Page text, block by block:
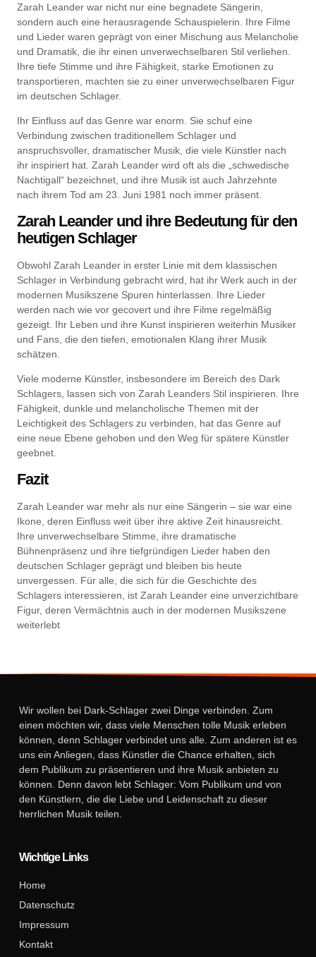
Zarah Leander war nicht nur eine begnadete Sängerin,
sondern auch eine herausragende Schauspielerin. Ihre Filme
und Lieder waren geprägt von einer Mischung aus Melancholie
und Dramatik, die ihr einen unverwechselbaren Stil verliehen.
Ihre tiefe Stimme und ihre Fähigkeit, starke Emotionen zu
transportieren, machten sie zu einer unverwechselbaren Figur
im deutschen Schlager.
Ihr Einfluss auf das Genre war enorm. Sie schuf eine
Verbindung zwischen traditionellem Schlager und
anspruchsvoller, dramatischer Musik, die viele Künstler nach
ihr inspiriert hat. Zarah Leander wird oft als die „schwedische
Nachtigall“ bezeichnet, und ihre Musik ist auch Jahrzehnte
nach ihrem Tod am 23. Juni 1981 noch immer präsent.
Zarah Leander und ihre Bedeutung für den
heutigen Schlager
Obwohl Zarah Leander in erster Linie mit dem klassischen
Schlager in Verbindung gebracht wird, hat ihr Werk auch in der
modernen Musikszene Spuren hinterlassen. Ihre Lieder
werden nach wie vor gecovert und ihre Filme regelmäßig
gezeigt. Ihr Leben und ihre Kunst inspirieren weiterhin Musiker
und Fans, die den tiefen, emotionalen Klang ihrer Musik
schätzen.
Viele moderne Künstler, insbesondere im Bereich des Dark
Schlagers, lassen sich von Zarah Leanders Stil inspirieren. Ihre
Fähigkeit, dunkle und melancholische Themen mit der
Leichtigkeit des Schlagers zu verbinden, hat das Genre auf
eine neue Ebene gehoben und den Weg für spätere Künstler
geebnet.
Fazit
Zarah Leander war mehr als nur eine Sängerin – sie war eine
Ikone, deren Einfluss weit über ihre aktive Zeit hinausreicht.
Ihre unverwechselbare Stimme, ihre dramatische
Bühnenpräsenz und ihre tiefgründigen Lieder haben den
deutschen Schlager geprägt und bleiben bis heute
unvergessen. Für alle, die sich für die Geschichte des
Schlagers interessieren, ist Zarah Leander eine unverzichtbare
Figur, deren Vermächtnis auch in der modernen Musikszene
weiterlebt
Wir wollen bei Dark-Schlager zwei Dinge verbinden. Zum
einen möchten wir, dass viele Menschen tolle Musik erleben
können, denn Schlager verbindet uns alle. Zum anderen ist es
uns ein Anliegen, dass Künstler die Chance erhalten, sich
dem Publikum zu präsentieren und ihre Musik anbieten zu
können. Denn davon lebt Schlager: Vom Publikum und von
den Künstlern, die die Liebe und Leidenschaft zu dieser
herrlichen Musik teilen.
Wichtige Links
Home
Datenschutz
Impressum
Kontakt